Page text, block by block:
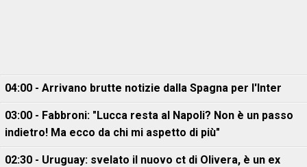
04:00 - Arrivano brutte notizie dalla Spagna per l'Inter
03:00 - Fabbroni: "Lucca resta al Napoli? Non è un passo
indietro! Ma ecco da chi mi aspetto di più"
02:30 - Uruguay: svelato il nuovo ct di Olivera, è un ex